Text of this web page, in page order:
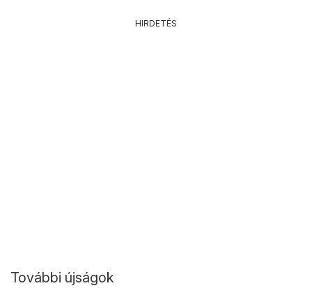
HIRDETÉS
További újságok